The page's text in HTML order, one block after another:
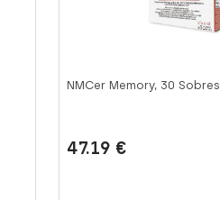
NMCer Memory, 30 Sobres
47.19 €